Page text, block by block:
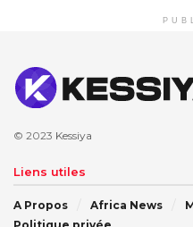
© 2023 Kessiya
Liens utiles
A Propos Africa News